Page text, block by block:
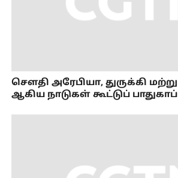
செளதி அரேபியா, துருக்கி
ஆகிய நாடுகள் கூட்டுப்